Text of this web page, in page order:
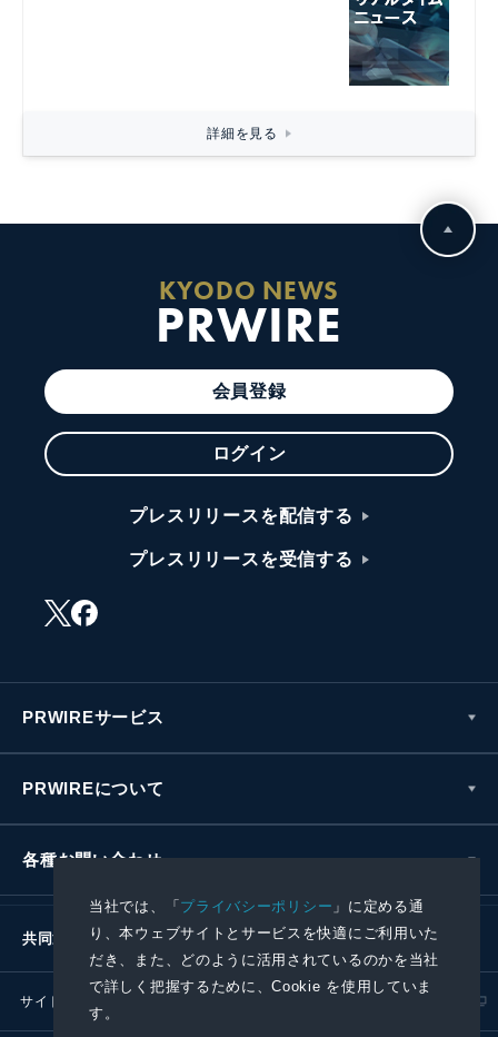
当社では、「プライバシーポリシー 」に定める通
り、本ウェブサイトとサービスを快適にご利用いた
だき、また、どのように活用されているのかを当社
で詳しく把握するために、Cookie を使用していま
す。
詳細を見る
KYODO NEWS
PRWIRE
会員登録
ログイン
プレスリリースを配信する
プレスリリースを受信する
PRWIREサービス
PRWIREについて
各種お問い合わせ
共同通信社グループ
サイトポリシー